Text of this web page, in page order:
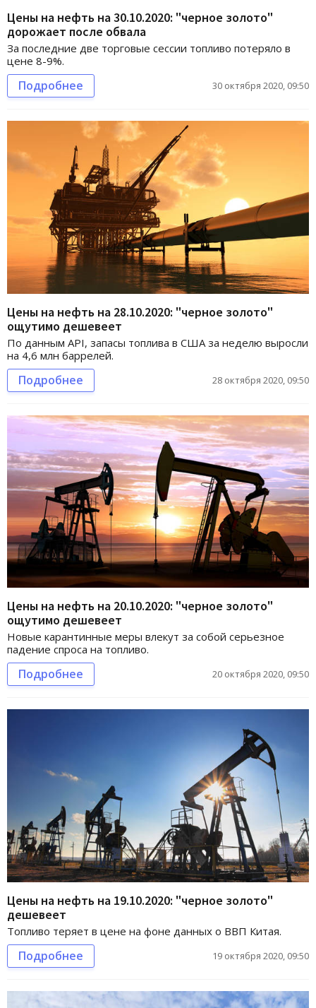
Цены на нефть на 30.10.2020: "черное золото"
дорожает после обвала
За последние две торговые сессии топливо потеряло в
цене 8-9%.
Подробнее 30 октября 2020, 09:50
Цены на нефть на 28.10.2020: "черное золото"
ощутимо дешевеет
По данным API, запасы топлива в США за неделю выросли
на 4,6 млн баррелей.
Подробнее 28 октября 2020, 09:50
Цены на нефть на 20.10.2020: "черное золото"
ощутимо дешевеет
Новые карантинные меры влекут за собой серьезное
падение спроса на топливо.
Подробнее 20 октября 2020, 09:50
Цены на нефть на 19.10.2020: "черное золото"
дешевеет
Топливо теряет в цене на фоне данных о ВВП Китая.
Подробнее 19 октября 2020, 09:50